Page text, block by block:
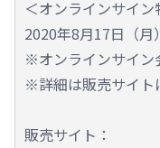
＜オンラインサイ
2020年8月17日（月
※オンラインサイン
※詳細は販売サイト
販売サイト：